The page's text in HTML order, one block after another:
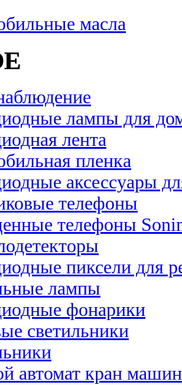
масла
лампы для
лента
пленка
аксессуары
телефоны
телефоны
пиксели для
лампы
фонарики
светильники
автомат кран